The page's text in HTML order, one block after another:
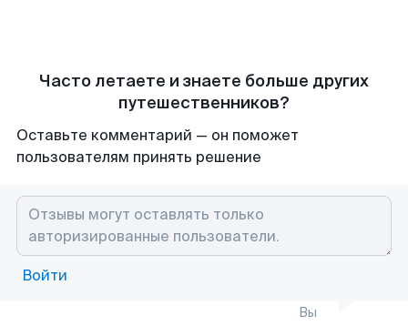
Часто летаете и знаете больше других
путешественников?
Оставьте комментарий — он поможет
пользователям принять решение
Войти
Вы